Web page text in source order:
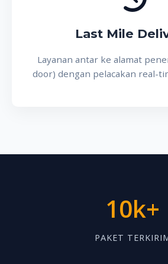
Last Mile
Layanan antar ke alamat
door) dengan pelacakan real-
10k+
PAKET